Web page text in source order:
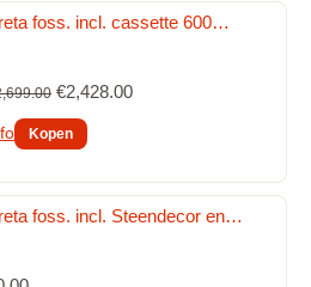
tuinhaarden Gas 2026
haarden en kachels met
foss. incl. cassette 600…
€2,428.00
foss. incl. Steendecor en…